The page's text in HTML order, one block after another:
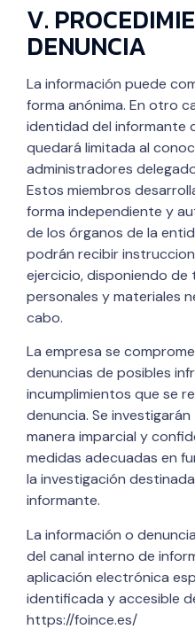
V.
DENUNCIA
La información puede
forma anónima. En otro
identidad del informante
quedará limitada al
administradores
Estos miembros
forma independiente y
de los órganos de la
podrán recibir
ejercicio, disponiendo de
personales y materiales
cabo.
La empresa se
denuncias de posibles
incumplimientos que se
denuncia. Se
manera imparcial y
medidas adecuadas en
la investigación
informante.
La información o
del canal interno de
aplicación electrónica
identificada y accesible
https://foince.es/